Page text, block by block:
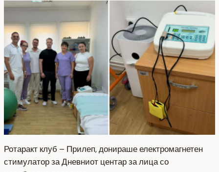
Ротаракт клуб – Прилеп, донираше електромагнетен
стимулатор за Дневниот центар за лица со